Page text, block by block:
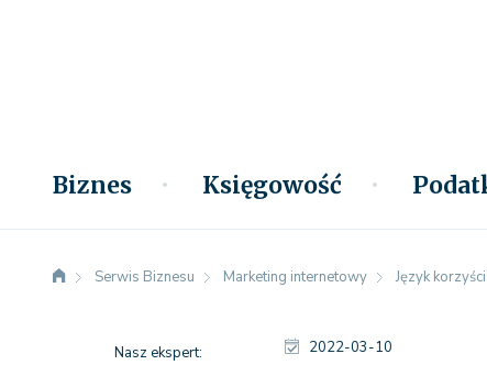
Biznes Księgowość
Serwis Biznesu Marketing internetowy Język
2022-03-10
Nasz ekspert: